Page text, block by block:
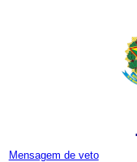
Mensagem de veto